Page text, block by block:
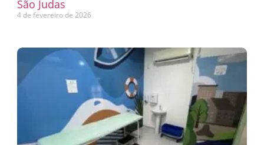
São Judas
4 de fevereiro de 2026